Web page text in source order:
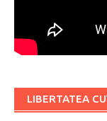
LIBERTATEA